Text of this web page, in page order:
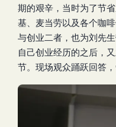
期的艰辛，当时为了节
基、麦当劳以及各个咖
与创业二者，也为刘先
自己创业经历的之后，
节。现场观众踊跃回答，